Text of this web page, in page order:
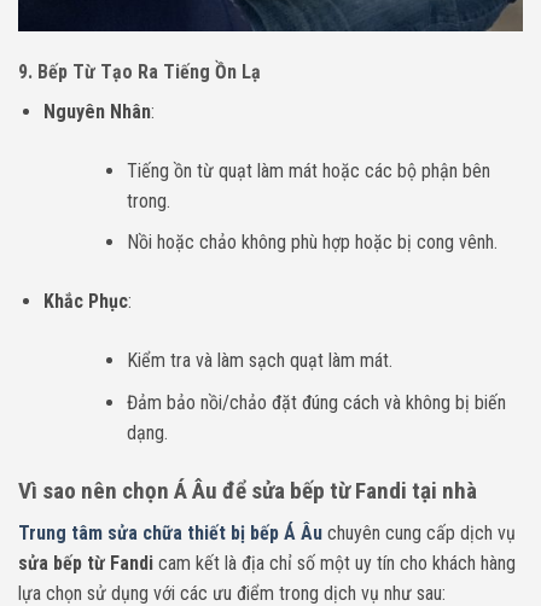
9. Bếp Từ Tạo Ra Tiếng Ồn Lạ
Nguyên Nhân:
Tiếng ồn từ quạt làm mát hoặc các bộ phận bên
trong.
Nồi hoặc chảo không phù hợp hoặc bị cong vênh.
Khắc Phục:
Kiểm tra và làm sạch quạt làm mát.
Đảm bảo nồi/chảo đặt đúng cách và không bị biến
dạng.
Vì sao nên chọn Á Âu để sửa bếp từ Fandi tại nhà
Trung tâm sửa chữa thiết bị bếp Á Âu chuyên cung cấp dịch vụ
sửa bếp từ Fandi cam kết là địa chỉ số một uy tín cho khách hàng
lựa chọn sử dụng với các ưu điểm trong dịch vụ như sau: